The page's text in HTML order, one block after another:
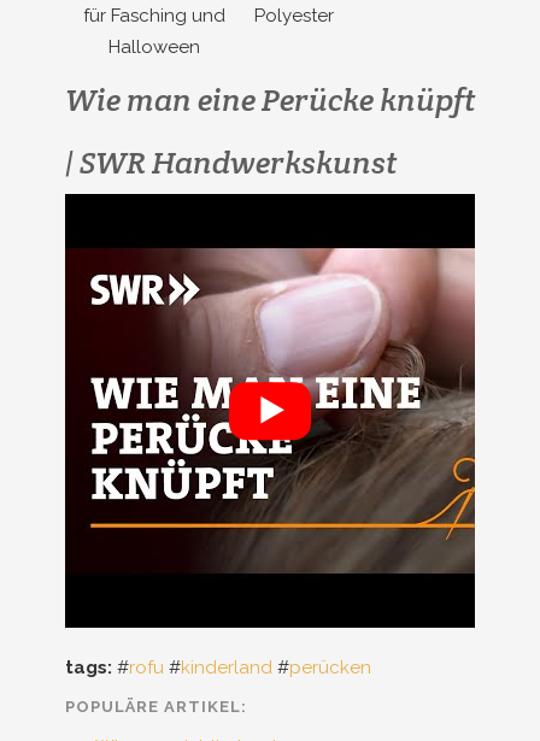
für Fasching und
Halloween
Polyester
Wie man eine Perücke knüpft
| SWR Handwerkskunst
tags: #rofu #kinderland #perücken
POPULÄRE ARTIKEL: